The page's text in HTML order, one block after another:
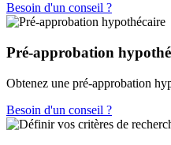
Besoin d'un conseil ?
Pré-approbation
Obtenez une pré-approbation
Besoin d'un conseil ?